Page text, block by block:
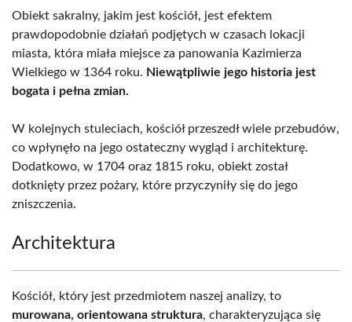
Obiekt sakralny, jakim jest kościół, jest efektem
prawdopodobnie działań podjętych w czasach lokacji
miasta, która miała miejsce za panowania Kazimierza
Wielkiego w 1364 roku. Niewątpliwie jego historia jest
bogata i pełna zmian.
W kolejnych stuleciach, kościół przeszedł wiele przebudów,
co wpłynęło na jego ostateczny wygląd i architekturę.
Dodatkowo, w 1704 oraz 1815 roku, obiekt został
dotknięty przez pożary, które przyczyniły się do jego
zniszczenia.
Architektura
Kościół, który jest przedmiotem naszej analizy, to
murowana, orientowana struktura, charakteryzująca się